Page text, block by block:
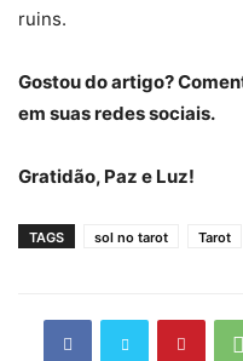
ruins.
Gostou do artigo?
em suas redes sociais.
Gratidão, Paz e Luz!
TAGS sol no tarot Tarot